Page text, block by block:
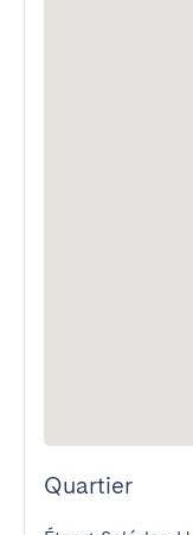
Quartier